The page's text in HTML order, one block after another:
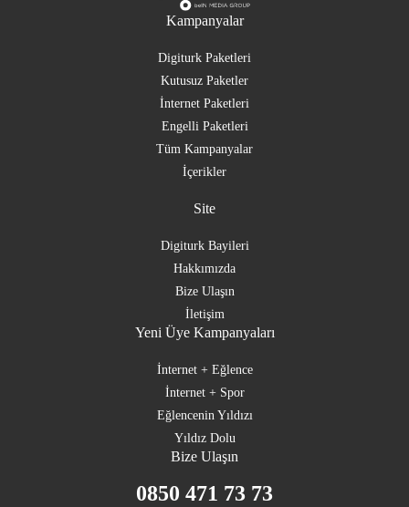
Kampanyalar
Digiturk Paketleri
Kutusuz Paketler
İnternet Paketleri
Engelli Paketleri
Tüm Kampanyalar
İçerikler
Site
Digiturk Bayileri
Hakkımızda
Bize Ulaşın
İletişim
Yeni Üye Kampanyaları
İnternet + Eğlence
İnternet + Spor
Eğlencenin Yıldızı
Yıldız Dolu
Bize Ulaşın
0850 471 73 73